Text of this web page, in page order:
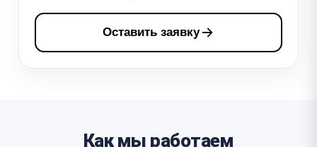
Оставить заявку
Как мы работаем